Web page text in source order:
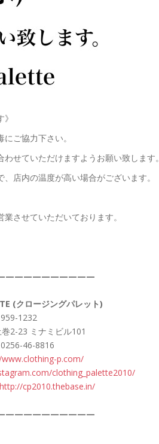
ご協力下さい。
せていただけますようお願い致します。
店内の温度が高い場合がございます。
させていただいております。
(クロージングパレット)
1232
2-23 ミナミビル101
46-8816
p.com/
clothing_palette2010/
http://cp2010.thebase.in/